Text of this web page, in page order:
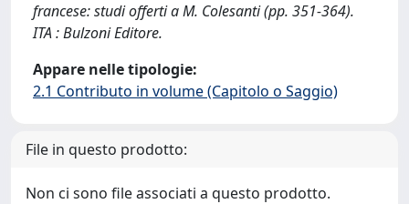
francese: studi offerti a M. Colesanti (pp. 351-364).
ITA : Bulzoni Editore.
Appare nelle tipologie:
2.1 Contributo in volume (Capitolo o Saggio)
File in questo prodotto:
Non ci sono file associati a questo prodotto.